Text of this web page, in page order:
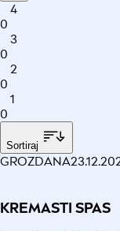
4
0
3
0
2
0
1
0
Sortiraj
GROZDANA
KREMASTI SPAS